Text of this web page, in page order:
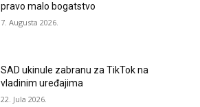
pravo malo bogatstvo
7. Augusta 2026.
SAD ukinule zabranu za TikTok na
vladinim uređajima
22. Jula 2026.